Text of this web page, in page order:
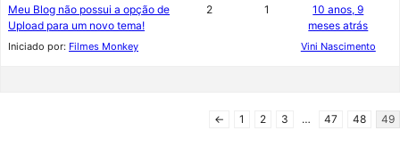
Meu Blog não possui a opção de
Upload para um novo tema!
Iniciado por: Filmes Monkey
2 1
10 anos, 9
meses atrás
Vini Nascimento
← 1 2 3 … 47 48 49